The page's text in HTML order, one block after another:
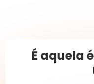
É aquela